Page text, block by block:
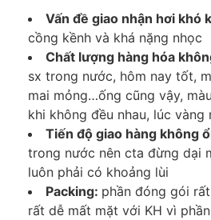
Vấn đề giao nhận hơi khó
cồng kềnh và khá nặng nhọc
Chất lượng hàng hóa
sx trong nước, hôm nay tốt,
mai mỏng…ống cũng vậy,
khi không đều nhau, lúc
Tiến độ giao hàng không
trong nước nên cta đừng dại
luôn phải có khoảng lùi
Packing: phần đóng gói
rất dễ mất mặt với KH vì